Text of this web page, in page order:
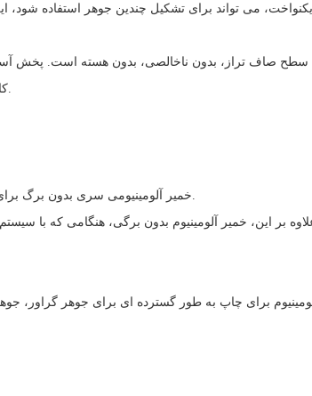
بر این، خمیر آلومینیوم بدون برگی، هنگامی که با